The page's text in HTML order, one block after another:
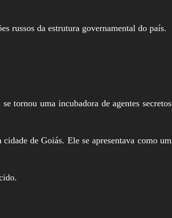
russos da estrutura governamental do país.
tornou uma incubadora de agentes secretos
de Goiás. Ele se apresentava como um